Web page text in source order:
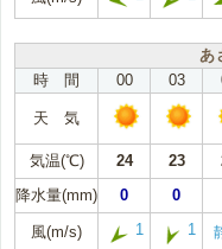
あ
時 間
00 03
天 気
気温(℃) 24 23
降水量(mm)
0 0
風(m/s) 1 1